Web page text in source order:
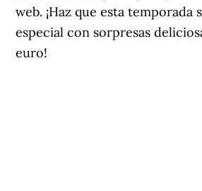
web. ¡Haz que esta temporada
especial con sorpresas
euro!